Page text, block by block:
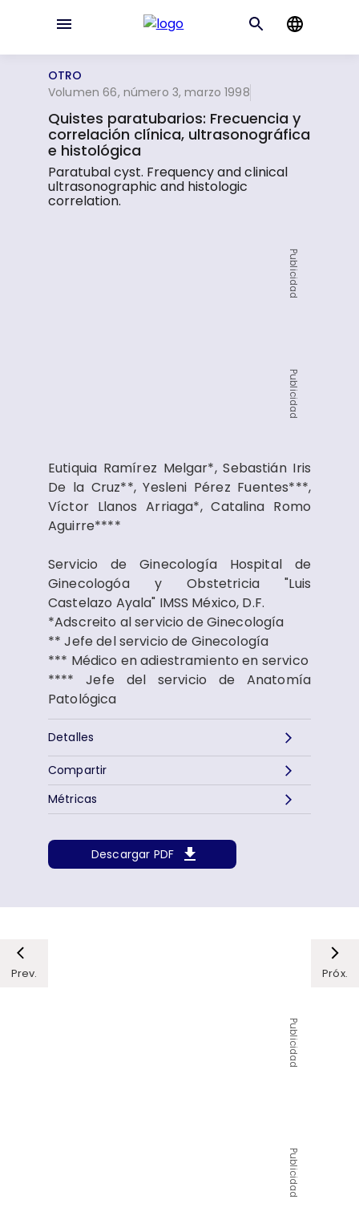
OTRO
Volumen 66, número 3, marzo 1998
Quistes paratubarios: Frecuencia y
correlación clínica, ultrasonográfica
e histológica
Paratubal cyst. Frequency and clinical
ultrasonographic and histologic
correlation.
Publicidad
Publicidad
Eutiquia Ramírez Melgar*, Sebastián Iris
De la Cruz**, Yesleni Pérez Fuentes***,
Víctor Llanos Arriaga*, Catalina Romo
Aguirre****
Servicio de Ginecología Hospital de
Ginecologóa y Obstetricia "Luis
Castelazo Ayala" IMSS México, D.F.
*Adscreito al servicio de Ginecología
** Jefe del servicio de Ginecología
*** Médico en adiestramiento en servico
**** Jefe del servicio de Anatomía
Patológica
Detalles
Descargar PDF
Métricas
Compartir
Prev. Próx.
Publicidad
Publicidad